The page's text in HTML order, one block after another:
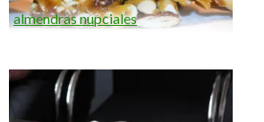
almendras nupciales